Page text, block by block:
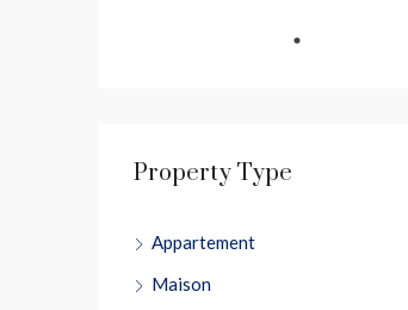
Property Type
Appartement
Maison